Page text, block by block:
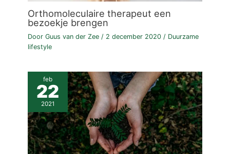
Orthomoleculaire therapeut een
bezoekje brengen
DoorGuus van der Zee / 2 december 2020 / Duurzame
lifestyle
feb
22
2021